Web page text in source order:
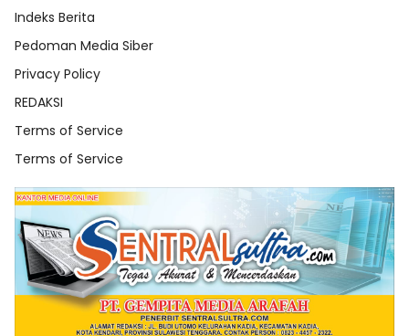
Indeks Berita
Pedoman Media Siber
Privacy Policy
REDAKSI
Terms of Service
Terms of Service